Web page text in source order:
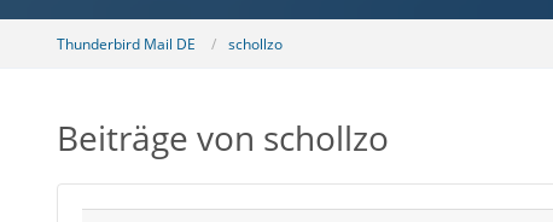
Thunderbird Mail DE schollzo
Beiträge von schollzo